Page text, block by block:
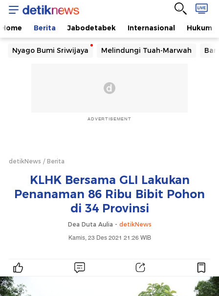
Home Berita Jabodetabek Internasional Hukum
Nyago Bumi Sriwijaya Melindungi Tuah-Marwah
ADVERTISEMENT
detikNews Berita
KLHK Bersama GLI Lakukan
Penanaman 86 Ribu Bibit Pohon
di 34 Provinsi
Dea Duta Aulia - detikNews
Kamis, 23 Des 2021 21:26 WIB